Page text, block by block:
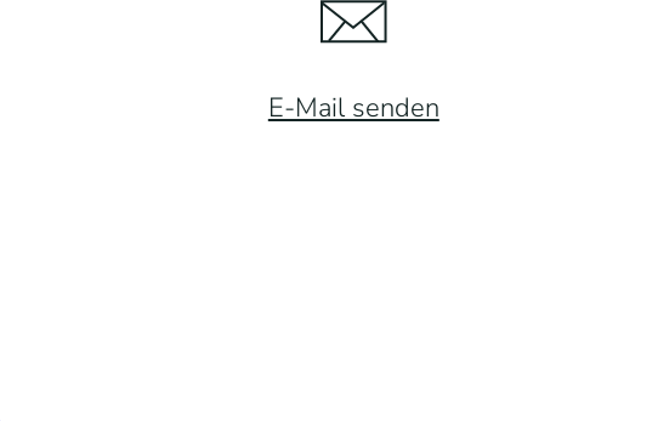
E-Mail senden